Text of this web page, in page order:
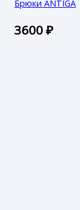
Брюки ANTIGA
3600₽